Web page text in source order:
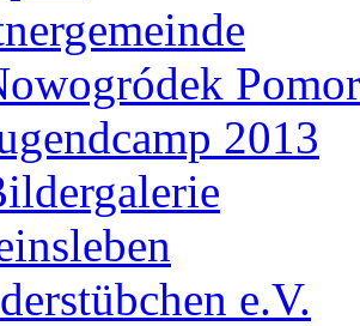
2013
e.V.